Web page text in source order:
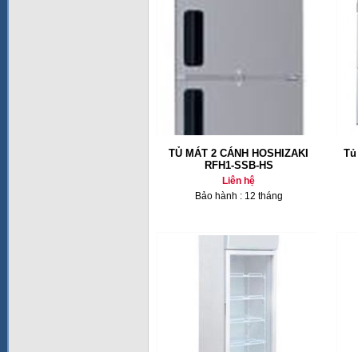
TỦ MÁT 2 CÁNH HOSHIZAKI
RFH1-SSB-HS
Liên hệ
Bảo hành : 12 tháng